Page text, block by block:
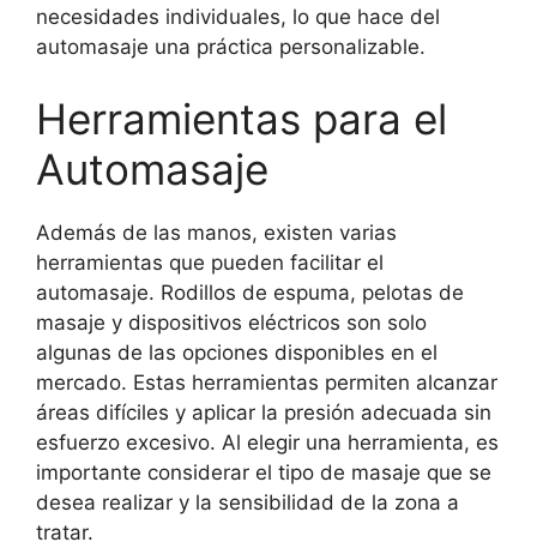
necesidades individuales, lo que hace del
automasaje una práctica personalizable.
Herramientas para el
Automasaje
Además de las manos, existen varias
herramientas que pueden facilitar el
automasaje. Rodillos de espuma, pelotas de
masaje y dispositivos eléctricos son solo
algunas de las opciones disponibles en el
mercado. Estas herramientas permiten alcanzar
áreas difíciles y aplicar la presión adecuada sin
esfuerzo excesivo. Al elegir una herramienta, es
importante considerar el tipo de masaje que se
desea realizar y la sensibilidad de la zona a
tratar.